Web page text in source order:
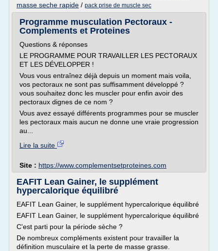
masse seche rapide / pack prise de muscle sec
Programme musculation Pectoraux -
Complements et Proteines
Questions & réponses
LE PROGRAMME POUR TRAVAILLER LES PECTORAUX
ET LES DÉVELOPPER !
Vous vous entraînez déjà depuis un moment mais voila,
vos pectoraux ne sont pas suffisamment développé ?
vous souhaitez donc les muscler pour enfin avoir des
pectoraux dignes de ce nom ?
Vous avez essayé différents programmes pour se muscler
les pectoraux mais aucun ne donne une vraie progression
au...
Lire la suite
Site : https://www.complementsetproteines.com
EAFIT Lean Gainer, le supplément
hypercalorique équilibré
EAFIT Lean Gainer, le supplément hypercalorique équilibré
EAFIT Lean Gainer, le supplément hypercalorique équilibré
C'est parti pour la période sèche ?
De nombreux compléments existent pour travailler la
définition musculaire et la perte de masse grasse.